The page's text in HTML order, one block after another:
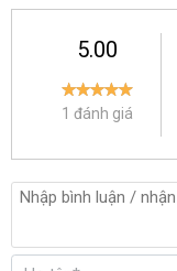
Máy nén khí
kiểu dáng
trọng lượng
cùng dễ dàng
dùng tiết kiệm
cần đọc kỹ
5.00
1 đánh giá